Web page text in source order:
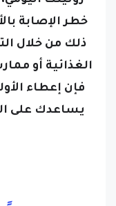
خطر الإصابة
ذلك من خلال
الغذائية أو
فإن إعطاء
يساعدك على